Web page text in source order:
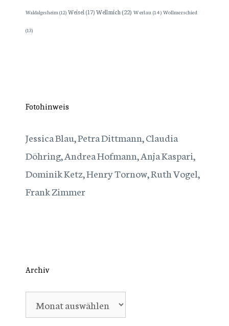
Waldalgesheim(12) Weisel(17)Wellmich (22) Werlau (14) Wollmerschied
(13)
Fotohinweis
Jessica Blau, Petra Dittmann, Claudia
Döhring, Andrea Hofmann, Anja Kaspari,
Dominik Ketz, Henry Tornow, Ruth Vogel,
Frank Zimmer
Archiv
Archiv